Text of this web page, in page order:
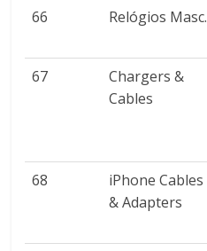
66 Relógios Masc.
67
Chargers &
Cables
68
iPhone Cables
& Adapters